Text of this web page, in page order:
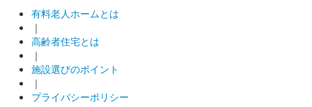
有料老人ホームとは
｜
高齢者住宅とは
｜
施設選びのポイント
｜
プライバシーポリシー